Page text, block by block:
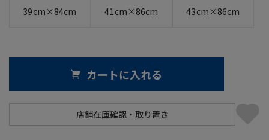
39cm×84cm 41cm×86cm 43cm×86cm
カートに入れる